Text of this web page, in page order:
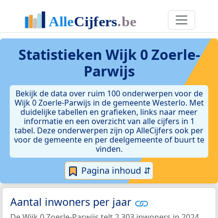
Statistieken Wijk 0 Zoerle-
Parwijs
Bekijk de data over ruim 100 onderwerpen voor de
Wijk 0 Zoerle-Parwijs in de gemeente Westerlo. Met
duidelijke tabellen en grafieken, links naar meer
informatie en een overzicht van alle cijfers in 1
tabel. Deze onderwerpen zijn op AlleCijfers ook per
voor de gemeente en per deelgemeente of buurt te
vinden.
Pagina inhoud ⇵
Aantal inwoners per jaar